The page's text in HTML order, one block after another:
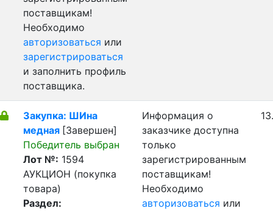
поставщикам!
Необходимо
авторизоваться или
зарегистрироваться
и заполнить профиль
поставщика.
Закупка: ШИна
медная [Завершен]
Победитель выбран
Лот №: 1594
АУКЦИОН (покупка
товара)
Раздел:
Информация о
заказчике доступна
только
зарегистрированным
поставщикам!
Необходимо
авторизоваться или